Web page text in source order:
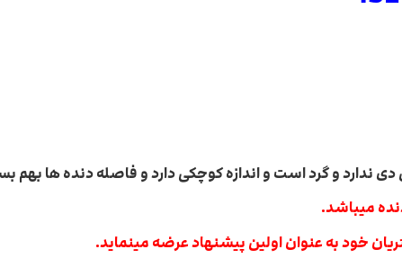
ندارد و گرد است و اندازه کوچکی دارد و فاصله دنده ها بهم
میباشد.
خود به عنوان اولین پیشنهاد عرضه مینماید.